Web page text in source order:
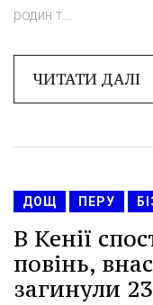
родин т...
ЧИТАТИ ДАЛІ
ДОЩ ПЕРУ
В Кенії
повінь,
загинули